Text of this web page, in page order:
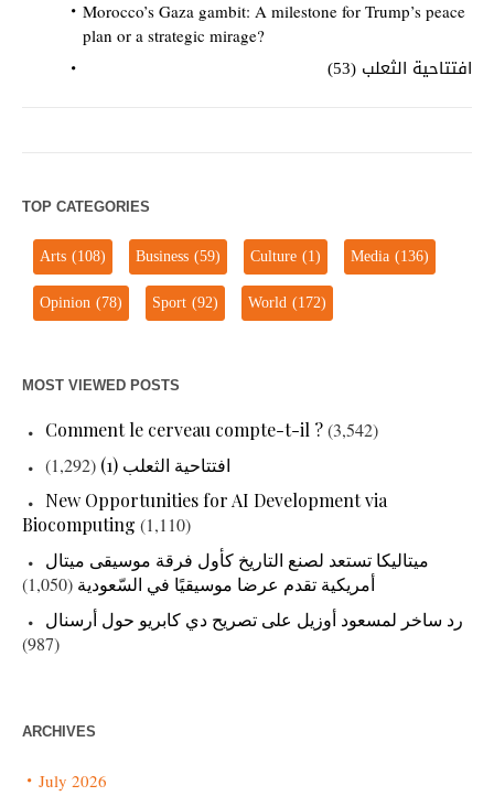
Morocco’s Gaza gambit: A milestone for Trump’s peace
plan or a strategic mirage?
افتتاحية الثعلب (53)
TOP CATEGORIES
Arts(108) Business(59) Culture(1) Media(136)
Opinion(78) Sport(92) World(172)
MOST VIEWED POSTS
Comment le cerveau compte-t-il ?(3,542)
افتتاحية الثعلب (1)
(1,292)
New Opportunities for AI Development via
Biocomputing (1,110)
ميتاليكا تستعد لصنع التاريخ كأول فرقة موسيقى ميتال
أمريكية تقدم عرضا موسيقيًا في السّعودية (1,050)
رد ساخر لمسعود أوزيل على تصريح دي كابريو حول أرسنال
(987)
ARCHIVES
July 2026